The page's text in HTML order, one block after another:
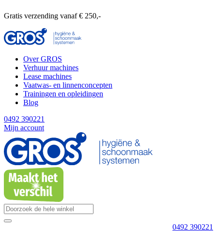
Gratis verzending vanaf € 250,-
Over GROS
Verhuur machines
Lease machines
Vaatwas- en linnenconcepten
Trainingen en opleidingen
Blog
0492 390221
Mijn account
0492 390221